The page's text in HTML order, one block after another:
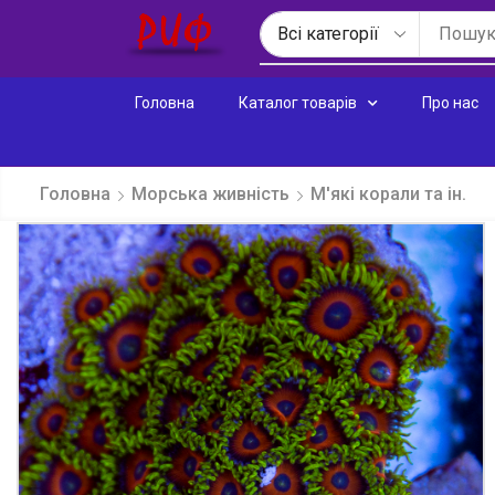
Головна Каталог товарів Про нас
Головна Морська живність М'які корали та ін.